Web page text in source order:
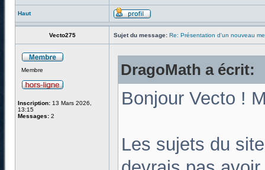
Haut
Vecto275 Sujet du message: Re: Présentation d'un nouveau
Membre
Inscription: 13 Mars 2026,
13:15
Messages: 2
DragoMath a écrit:
Bonjour Vecto !
Les sujets du